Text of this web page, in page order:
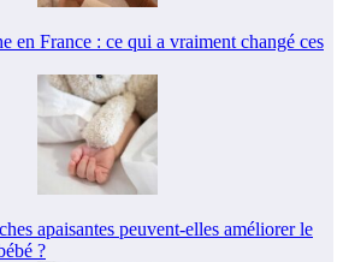
en France : ce qui a vraiment changé ces
apaisantes peuvent-elles améliorer le
?